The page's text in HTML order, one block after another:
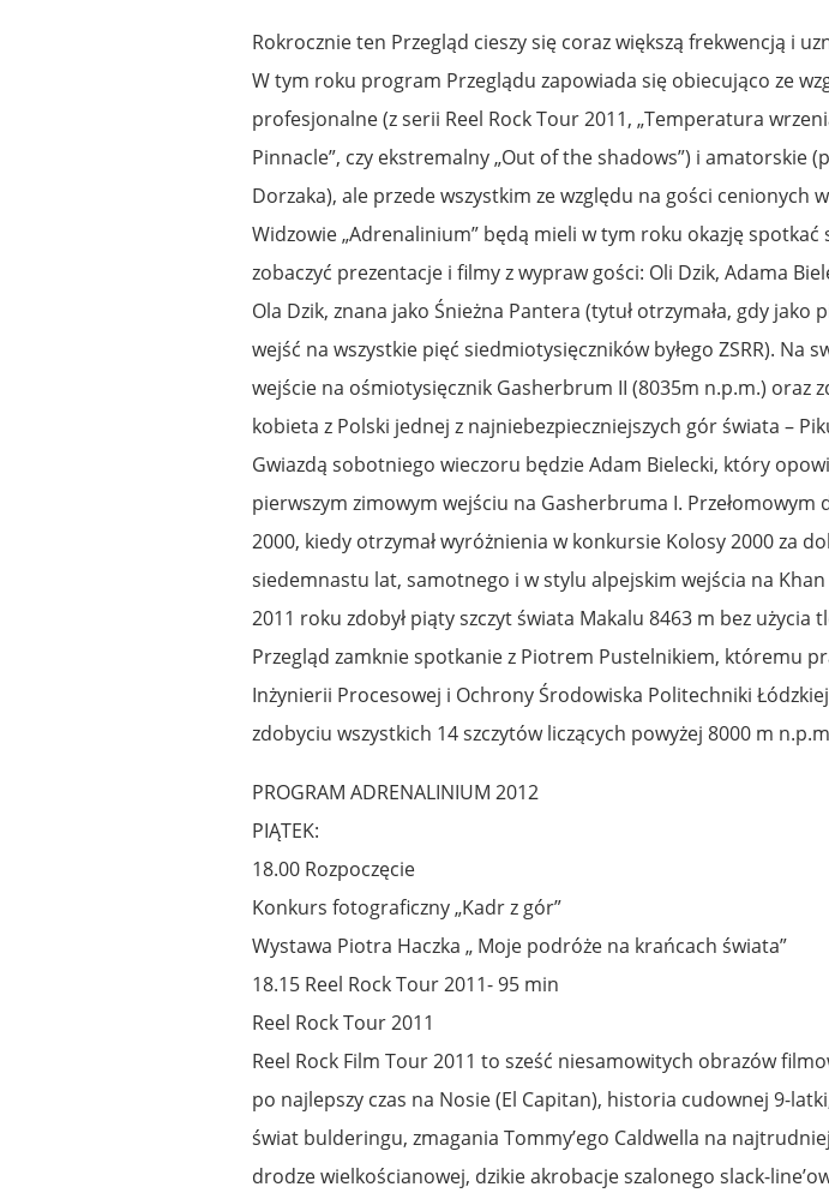
Rokrocznie ten Przegląd cieszy się coraz większą frekwencją i
W tym roku program Przeglądu zapowiada się obiecująco ze
profesjonalne (z serii Reel Rock Tour 2011, „Temperatura
Pinnacle”, czy ekstremalny „Out of the shadows”) i amatorskie
Dorzaka), ale przede wszystkim ze względu na gości cenionych
Widzowie „Adrenalinium” będą mieli w tym roku okazję spotkać
zobaczyć prezentacje i filmy z wypraw gości: Oli Dzik, Adama
Ola Dzik, znana jako Śnieżna Pantera (tytuł otrzymała, gdy jako
wejść na wszystkie pięć siedmiotysięczników byłego ZSRR). Na
wejście na ośmiotysięcznik Gasherbrum II (8035m n.p.m.) oraz
kobieta z Polski jednej z najniebezpieczniejszych gór świata –
Gwiazdą sobotniego wieczoru będzie Adam Bielecki, który
pierwszym zimowym wejściu na Gasherbruma I. Przełomowym
2000, kiedy otrzymał wyróżnienia w konkursie Kolosy 2000 za
siedemnastu lat, samotnego i w stylu alpejskim wejścia na Khan
2011 roku zdobył piąty szczyt świata Makalu 8463 m bez użycia
Przegląd zamknie spotkanie z Piotrem Pustelnikiem, któremu
Inżynierii Procesowej i Ochrony Środowiska Politechniki
zdobyciu wszystkich 14 szczytów liczących powyżej 8000 m
PROGRAM ADRENALINIUM 2012
PIĄTEK:
18.00 Rozpoczęcie
Konkurs fotograficzny „Kadr z gór”
Wystawa Piotra Haczka „ Moje podróże na krańcach świata”
18.15 Reel Rock Tour 2011- 95 min
Reel Rock Tour 2011
Reel Rock Film Tour 2011 to sześć niesamowitych obrazów
po najlepszy czas na Nosie (El Capitan), historia cudownej 9-
świat bulderingu, zmagania Tommy’ego Caldwella na
drodze wielkościanowej, dzikie akrobacje szalonego slack-